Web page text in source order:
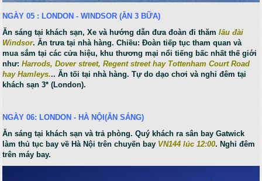
NGÀY 05 : LONDON - WINDSOR (ĂN 3 BỮA)
Ăn sáng tại khách sạn, Xe và hướng dẫn đưa đoàn đi thămlâu đài
Windsor. Ăn trưa tại nhà hàng. Chiều: Đoàn tiếp tục tham quan và
mua sắm tại các cửa hiệu, khu thương mại nổi tiếng bấc nhất thế giới
như:Harrods, Dover street, Regent street hay Tottenham Court Road
hay Hamleys... Ăn tối tại nhà hàng. Tự do dạo chơi và nghỉ đêm tại
khách sạn 3* (London).
NGÀY 06: LONDON - HÀ NỘI(ĂN SÁNG)
Ăn sáng tại khách sạn và trả phòng. Quý khách ra sân bay Gatwick
làm thủ tục bay về Hà Nội trên chuyến bay VN144 lúc 12:00. Nghỉ đêm
trên máy bay.